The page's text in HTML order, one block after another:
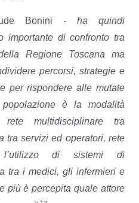
Bonini - ha quindi
importante di confronto tra
Regione Toscana ma
percorsi, strategie e
per rispondere alle mutate
è la modalità
multidisciplinare tra
tra servizi ed operatori, rete
l’utilizzo di sistemi di
tra i medici, gli infermieri e
più è percepita quale attore